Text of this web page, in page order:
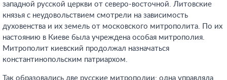
западной русской церкви от северо-восточной. Литовские
князья с неудовольствием смотрели на зависимость
духовенства и их земель от московского митрополита. По их
настоянию в Киеве была учреждена особая митрополия.
Митрополит киевский продолжал назначаться
константинопольским патриархом.
Так образовались две русские митрополии: одна управляла